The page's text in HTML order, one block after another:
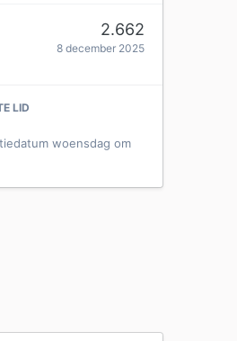
2.662
8 december 2025
LID
woensdag om